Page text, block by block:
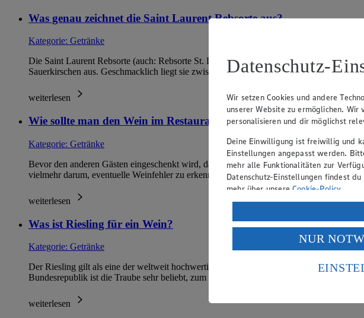
Was genau zeichnet die Saint Laurent Rebsorte aus?
Kategorie: Getränke
Die Saint Laurent Rebsorte (auch: Rebsorte St. Laurent) gehört zur erweiterten
Sauerkirschen aus. Geschmacklich liegt sie zwischen ele…
weiterlesen
Wie sollte man den Wein im Restaurant vorkosten?
Kategorie: Getränke
Bevor den anderen Gästen eingeschenkt wird, darf der Gastgeber den Wein im
vielmehr darum, eventuelle Weinfehler zu erkennen, damit ma…
weiterlesen
Was ist Riesling für ein Wein?
Kategorie: Getränke
Der Riesling gilt als eine der weltweit hochwertigsten weißen Rebsorten . Sie stammt
Bundesrepublik ist die Traube sehr beliebt, zum Beispiel …
weiterlesen
Datenschutz-
Wir setzen Cookies und andere
unserer Website zu ermöglichen.
personalisieren und dir möglichst
Deine Einwilligung ist freiwillig und
Einstellungen angepasst werden.
mehr alle Funktionalitäten zur
Datenschutz-Einstellungen findest du
mehr über unsereCookie-Policy.
Verarbeitung deiner
Wenn du auf „Aktivieren“ klickst,
ein, dass deine Daten in den USA
einem nach europäischen
Risiko eines Zugriffs durch US-
NUR